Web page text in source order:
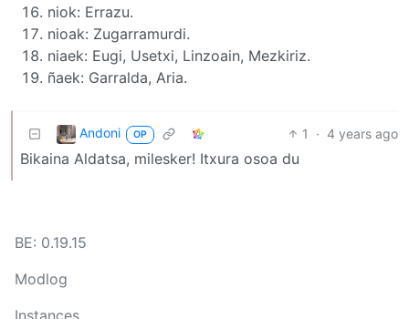
niok: Errazu.
nioak: Zugarramurdi.
niaek: Eugi, Usetxi, Linzoain, Mezkiriz.
ñaek: Garralda, Aria.
Andoni OP 1 · 4 years ago
Bikaina Aldatsa, milesker! Itxura osoa du
BE: 0.19.15
Modlog
Instances